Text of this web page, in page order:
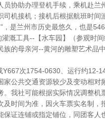
员协助办理登机手续，乘机赴
司机接机；接机后根据航班时
，是兰州市历史最悠久，也是
灌溉工具--【水车园】（参观时
族的母亲河--黄河的雕塑艺术品
次1754-0630、运行约12-
家公共交通资源较少及变动相
。我社可能根据实际情况调整
及时间为准，因火车票实名制
保证连铺或指定铺位，同团客